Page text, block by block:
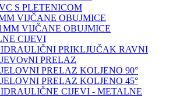
S PLETENICOM
VIJČANE OBUJMICE
VIJČANE OBUJMICE
CIJEVI
PRIKLJUČAK RAVNI
PRELAZ
PRELAZ KOLJENO 90°
PRELAZ KOLJENO 45°
CIJEVI - METALNE